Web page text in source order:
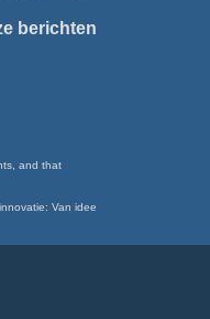
berichten
and that
Van idee